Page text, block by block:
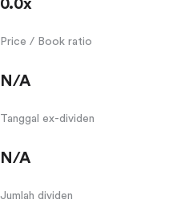
0.0x
Price / Book ratio
N/A
Tanggal ex-dividen
N/A
Jumlah dividen